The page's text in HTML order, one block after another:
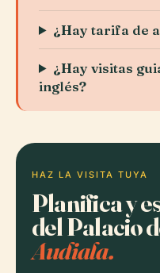
¿Hay tarifa de
¿Hay visitas
inglés?
HAZ LA VISITA TUYA
Planifica y
del Palacio
Audiala.